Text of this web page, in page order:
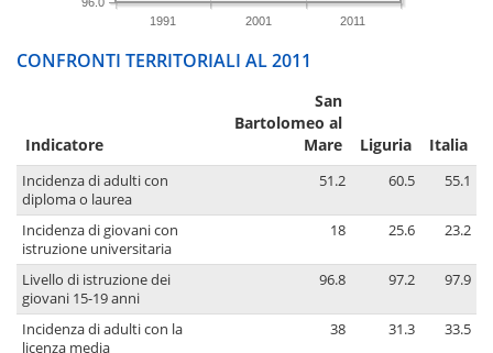
1991 2001 2011
CONFRONTI TERRITORIALI AL 2011
Indicatore
San
Bartolomeo al
Mare
Liguria Italia
Incidenza di adulti con
diploma o laurea
51.2 60.5 55.1
Incidenza di giovani con
istruzione universitaria
18 25.6 23.2
Livello di istruzione dei
giovani 15-19 anni
96.8 97.2 97.9
Incidenza di adulti con la
licenza media
38 31.3 33.5